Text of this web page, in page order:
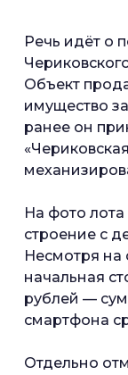
Речь идёт о
Объект
имущество
ранее он
На фото
строение с
Несмотря
начальная
рублей —
смартфона
Отдельно